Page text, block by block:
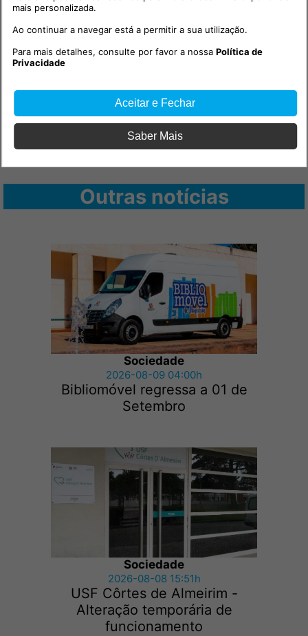
Outras notícias
Sociedade
2026-08-09 04:00h
Bibliomóvel regressa a 01 de
Setembro
Sociedade
2026-08-08 15:51h
USF Côrtes de Almeirim -
Alteração temporária de
funcionamento
mais personalizada.
Ao continuar a navegar está a permitir a sua utilização.
Para mais detalhes, consulte por favor a nossaPolítica de
Privacidade
Aceitar e Fechar
Saber Mais